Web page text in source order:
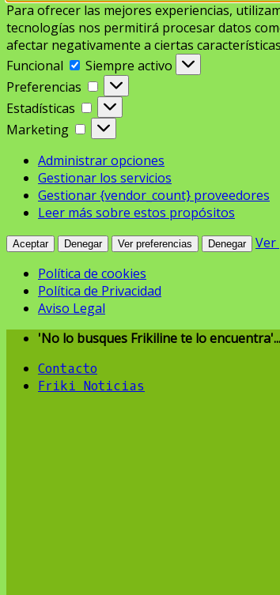
Para ofrecer las mejores experiencias,
tecnologías nos permitirá procesar datos
afectar negativamente a ciertas
Funcional
Funcional
Siempre activo
Preferencias
Preferencias
Estadísticas
Estadísticas
Marketing
Marketing
Administrar opciones
Gestionar los servicios
Gestionar {vendor_count} proveedores
Leer más sobre estos propósitos
Aceptar Denegar Ver preferencias Denegar
Ver
Política de cookies
Política de Privacidad
Aviso Legal
Skip
content
'No lo busques Frikiline te lo encuentra'...
Contacto
Friki Noticias